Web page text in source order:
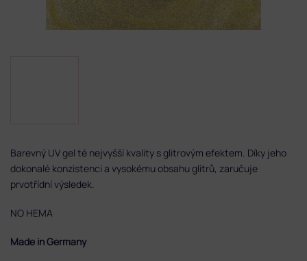
Barevný UV gel té nejvyšší kvality s glitrovým efektem. Díky jeho
dokonalé konzistenci a vysokému obsahu glitrů, zaručuje
prvotřídní výsledek.
NO HEMA
Made in Germany